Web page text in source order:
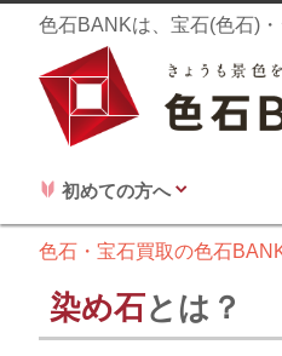
色石BANKは、宝石(色石)
初めての方へ
色石・宝石買取の色石
染め石とは？